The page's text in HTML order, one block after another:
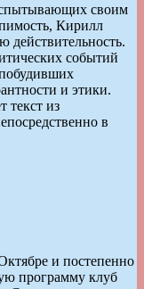
своим
Кирилл
действительность.
событий
и этики.
текст из
в
и постепенно
программу клуб